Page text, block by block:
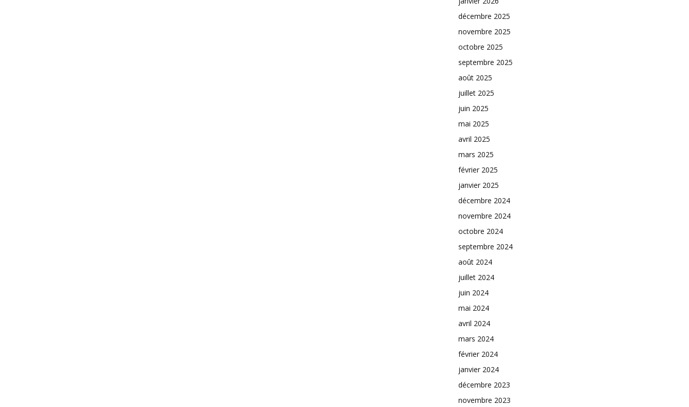
décembre 2025
novembre 2025
octobre 2025
septembre 2025
août 2025
juillet 2025
juin 2025
mai 2025
avril 2025
mars 2025
février 2025
janvier 2025
décembre 2024
novembre 2024
octobre 2024
septembre 2024
août 2024
juillet 2024
juin 2024
mai 2024
avril 2024
mars 2024
février 2024
janvier 2024
décembre 2023
novembre 2023